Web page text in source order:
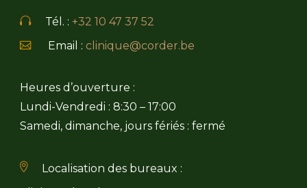
Tél. : +32 10 47 37 52
Email : clinique@corder.be
Heures d’ouverture :
Lundi-Vendredi : 8:30 – 17:00
Samedi, dimanche, jours fériés : fermé
Localisation des bureaux :